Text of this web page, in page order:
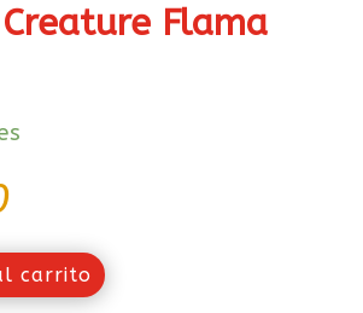
Flama
carrito